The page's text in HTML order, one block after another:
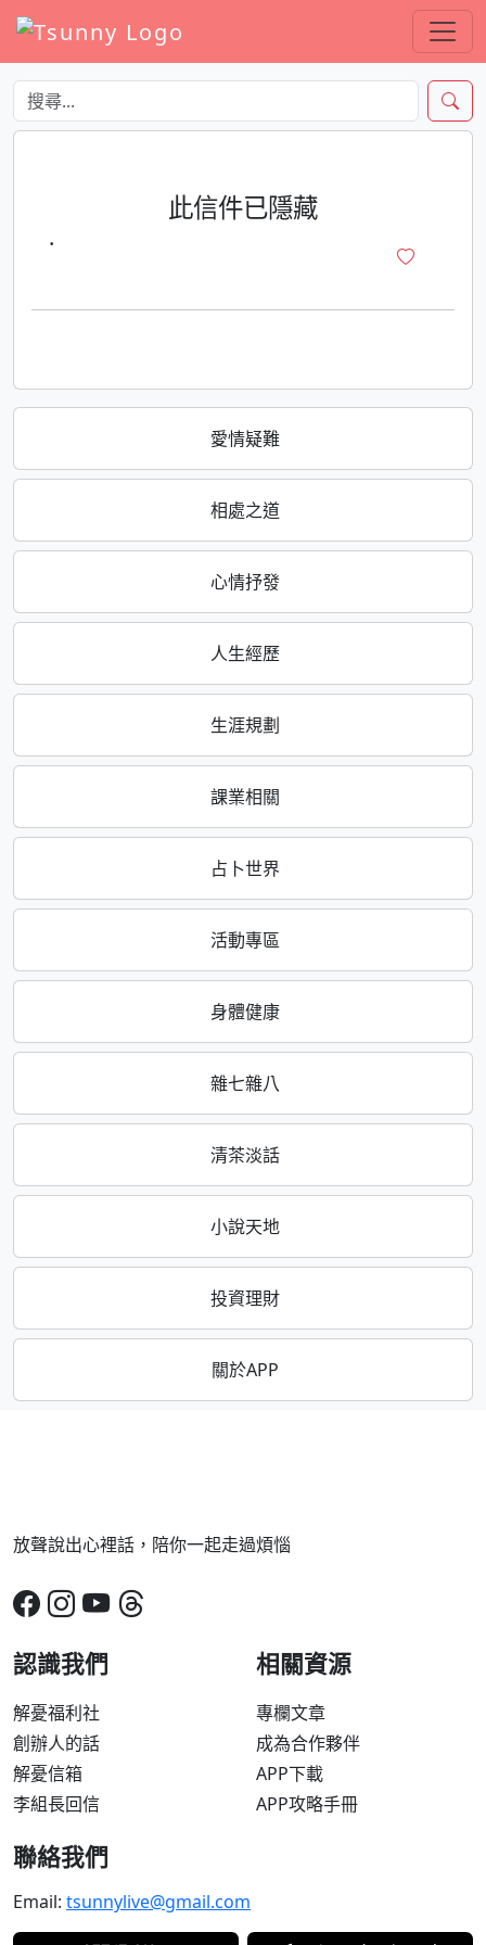
愛情疑難
相處之道
心情抒發
人生經歷
生涯規劃
課業相關
占卜世界
活動專區
身體健康
雜七雜八
清茶淡話
小說天地
投資理財
關於APP
此信件已隱藏
·
放聲說出心裡話，陪你一起走過煩惱
認識我們
解憂福利社
創辦人的話
解憂信箱
李組長回信
相關資源
專欄文章
成為合作夥伴
APP下載
APP攻略手冊
聯絡我們
Email: tsunnylive@gmail.com